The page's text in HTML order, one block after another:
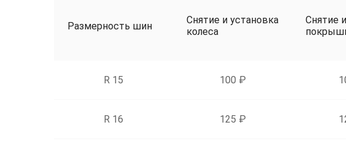
Размерность шин
Снятие и установка
колеса
Снятие
R 15 100 ₽
R 16 125 ₽